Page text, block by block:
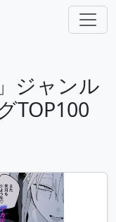
ジャンル
TOP100